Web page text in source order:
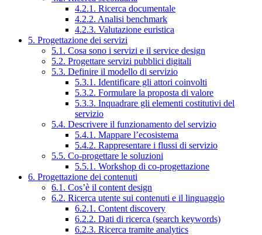
4.2.1. Ricerca documentale
4.2.2. Analisi benchmark
4.2.3. Valutazione euristica
5. Progettazione dei servizi
5.1. Cosa sono i servizi e il service design
5.2. Progettare servizi pubblici digitali
5.3. Definire il modello di servizio
5.3.1. Identificare gli attori coinvolti
5.3.2. Formulare la proposta di valore
5.3.3. Inquadrare gli elementi costitutivi del
servizio
5.4. Descrivere il funzionamento del servizio
5.4.1. Mappare l’ecosistema
5.4.2. Rappresentare i flussi di servizio
5.5. Co-progettare le soluzioni
5.5.1. Workshop di co-progettazione
6. Progettazione dei contenuti
6.1. Cos’è il content design
6.2. Ricerca utente sui contenuti e il linguaggio
6.2.1. Content discovery
6.2.2. Dati di ricerca (search keywords)
6.2.3. Ricerca tramite analytics